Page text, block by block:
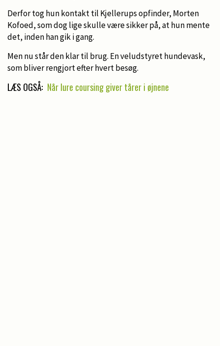
Derfor tog hun kontakt til Kjellerups opfinder, Morten
Kofoed, som dog lige skulle være sikker på, at hun mente
det, inden han gik i gang.
Men nu står den klar til brug. En veludstyret hundevask,
som bliver rengjort efter hvert besøg.
LÆS OGSÅ: Når lure coursing giver tårer i øjnene